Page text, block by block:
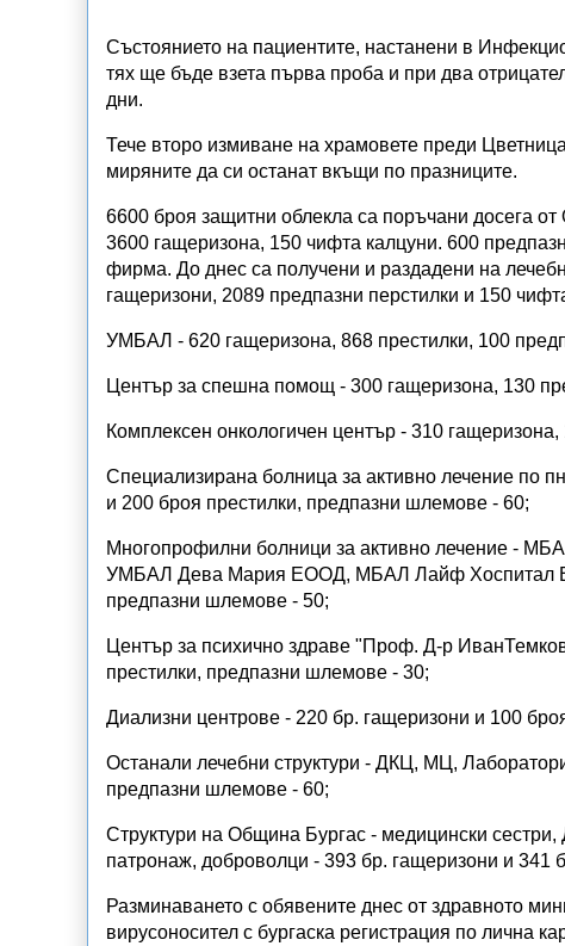
Състоянието на пациентите, настанени в
тях ще бъде взета първа проба и при два
дни.
Тече второ измиване на храмовете преди
миряните да си останат вкъщи по празниците.
6600 броя защитни облекла са поръчани досега
3600 гащеризона, 150 чифта калцуни. 600
фирма. До днес са получени и раздадени на
гащеризони, 2089 предпазни перстилки и 150
УМБАЛ - 620 гащеризона, 868 престилки, 100
Център за спешна помощ - 300 гащеризона, 130
Комплексен онкологичен център - 310
Специализирана болница за активно лечение по
и 200 броя престилки, предпазни шлемове - 60;
Многопрофилни болници за активно лечение -
УМБАЛ Дева Мария ЕООД, МБАЛ Лайф Хоспитал
предпазни шлемове - 50;
Център за психично здраве "Проф. Д-р
престилки, предпазни шлемове - 30;
Диализни центрове - 220 бр. гащеризони и 100
Останали лечебни структури - ДКЦ, МЦ,
предпазни шлемове - 60;
Структури на Община Бургас - медицински
патронаж, доброволци - 393 бр. гащеризони и 341
Разминаването с обявените днес от здравното
вирусоносител с бургаска регистрация по лична